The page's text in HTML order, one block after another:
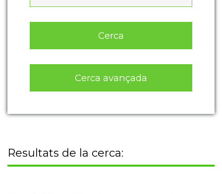
Cerca
Cerca avançada
Resultats de la cerca: